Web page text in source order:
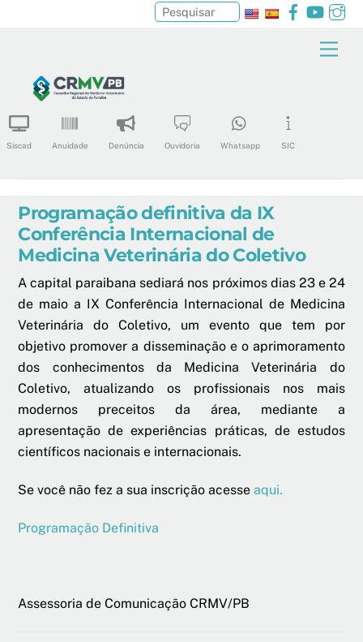
content
Facebook
Siscad Anuidade Denúncia Ouvidoria Whatsapp SIC
Pesquisar
Programação definitiva da IX
Conferência Internacional de
Medicina Veterinária do Coletivo
A capital paraibana sediará nos próximos dias 23 e 24
de maio a IX Conferência Internacional de Medicina
Veterinária do Coletivo, um evento que tem por
objetivo promover a disseminação e o aprimoramento
dos conhecimentos da Medicina Veterinária do
Coletivo, atualizando os profissionais nos mais
modernos preceitos da área, mediante a
apresentação de experiências práticas, de estudos
científicos nacionais e internacionais.
Se você não fez a sua inscrição acesse aqui.
Programação Definitiva
Assessoria de Comunicação CRMV/PB